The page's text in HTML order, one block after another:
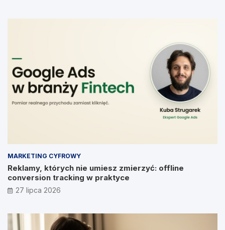
MARKETING CYFROWY
Reklamy, których nie umiesz zmierzyć: offline
conversion tracking w praktyce
27 lipca 2026